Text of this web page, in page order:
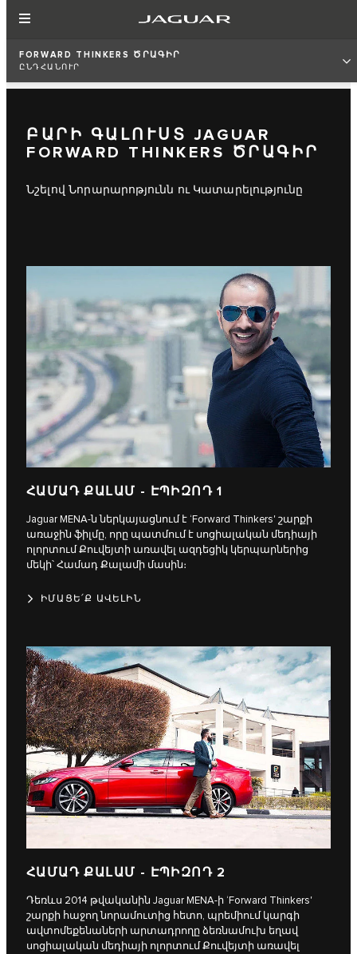
FORWARD THINKERS ԾՐԱԳԻՐ
ԸՆԴՀԱՆՈՒՐ
ԲԱՐԻ ԳԱԼՈՒՍՏ JAGUAR
FORWARD THINKERS ԾՐԱԳԻՐ
Նշելով Նորարարոթյունն ու Կատարելությունը
ՀԱՄԱԴ ՔԱԼԱՄ - ԷՊԻԶՈԴ 1
Jaguar MENA-ն ներկայացնում է ‘Forward Thinkers' շարքի
առաջին ֆիլմը, որը պատմում է սոցիալական մեդիայի
ոլորտում Քուվեյտի առավել ազդեցիկ կերպարներից
մեկի՝ Համադ Քալամի մասին։
ԻՄԱՑԵ՛Ք ԱՎԵԼԻՆ
ՀԱՄԱԴ ՔԱԼԱՄ - ԷՊԻԶՈԴ 2
Դեռևս 2014 թվականին Jaguar MENA-ի ‘Forward Thinkers'
շարքի հաջող նորամուտից հետո, պրեմիում կարգի
ավտոմեքենաների արտադրողը ձեռնամուխ եղավ
սոցիալական մեդիայի ոլորտում Քուվեյտի առավել